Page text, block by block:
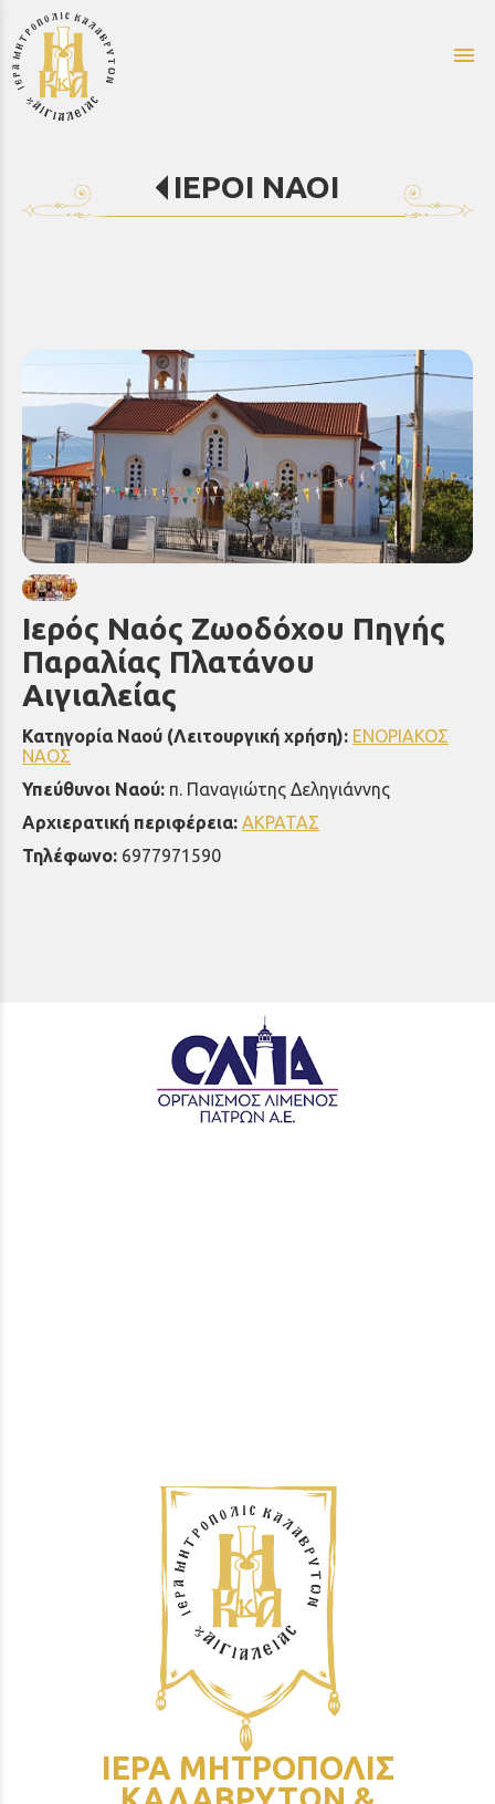
menu
ΙΕΡΟΙ ΝΑΟΙ
Ιερός Ναός Ζωοδόχου Πηγής
Παραλίας Πλατάνου
Αιγιαλείας
Κατηγορία Ναού (Λειτουργική χρήση): ΕΝΟΡΙΑΚΟΣ
ΝΑΟΣ
Υπεύθυνοι Ναού: π. Παναγιώτης Δεληγιάννης
Αρχιερατική περιφέρεια: ΑΚΡΑΤΑΣ
Τηλέφωνο: 6977971590
ΙΕΡΑ ΜΗΤΡΟΠΟΛΙΣ